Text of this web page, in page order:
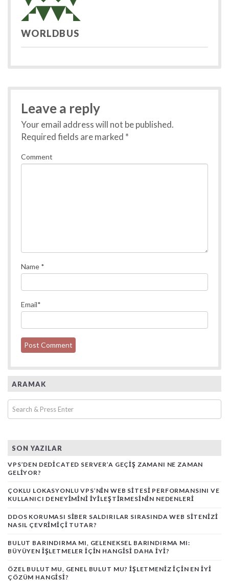
WORLDBUS
Leave a reply
Your email address will not be published.
Required fields are marked *
Comment
Name *
Email*
ARAMAK
SON YAZILAR
VPS’DEN DEDICATED SERVER’A GEÇIŞ ZAMANI NE ZAMAN
GELIYOR?
ÇOKLU LOKASYONLU VPS’NIN WEB SITESI PERFORMANSINI VE
KULLANICI DENEYIMINI İYILEŞTIRMESININ NEDENLERI
DDOS KORUMASI SIBER SALDIRILAR SIRASINDA WEB SITENIZI
NASIL ÇEVRIMIÇI TUTAR?
BULUT BARINDIRMA MI, GELENEKSEL BARINDIRMA MI:
BÜYÜYEN İŞLETMELER İÇIN HANGISI DAHA İYI?
ÖZEL BULUT MU, GENEL BULUT MU? İŞLETMENIZ İÇIN EN İYI
ÇÖZÜM HANGISI?